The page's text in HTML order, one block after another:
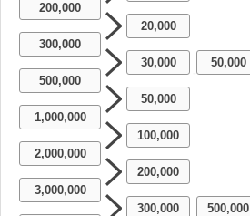
200,000
20,000
300,000
30,000
50,000
500,000
50,000
1,000,000
100,000
2,000,000
200,000
3,000,000
300,000
500,000